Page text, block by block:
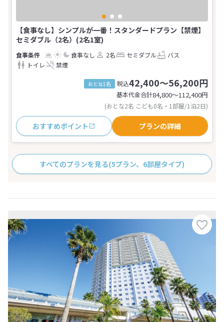
【食事なし】シンプルが一番！スタンダードプラン【禁煙】
セミダブル（2名）(2名1室)
食事なし 2名 セミダブル
バス
トイレ
禁煙
おとな1名 税込42,400～56,200円
基本代金合計84,800〜112,400円
(おとな2名 こども0名・1部屋/1泊2日)
おすすめポイント プランの詳細
すべてのプランを見る(5プラン、6部屋タイプ)